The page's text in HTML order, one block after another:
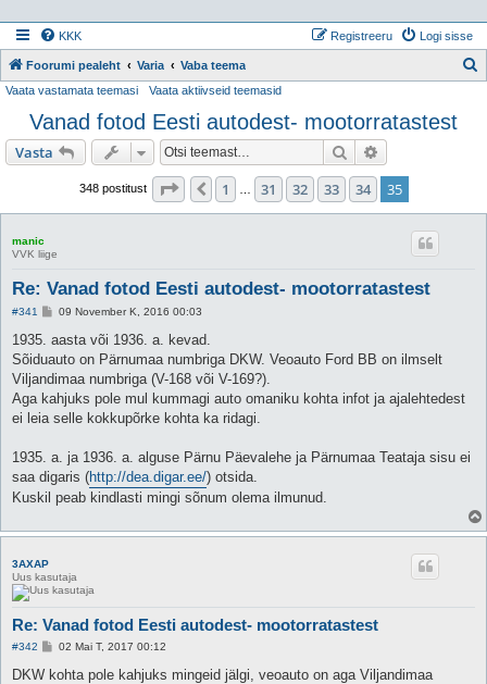
KKK Logi sisse
Registreeru
Foorumi pealeht Varia Vaba teema
Vaata vastamata teemasi Vaata aktiivseid teemasid
Vanad fotod Eesti autodest- mootorratastest
Vasta Otsi
348 postitust 35 . leht 35-st
Eelmine
1 31 32 33 34 35
manic
VVK liige
Re: Vanad fotod Eesti autodest- mootorratastest
#341
P
s
i
t
s
09 November K, 2016 00:03
1935. aasta või 1936. a. kevad.
Sõiduauto on Pärnumaa numbriga DKW. Veoauto Ford BB on ilmselt
Viljandimaa numbriga (V-168 või V-169?).
Aga kahjuks pole mul kummagi auto omaniku kohta infot ja ajalehtedest
ei leia selle kokkupõrke kohta ka ridagi.
1935. a. ja 1936. a. alguse Pärnu Päevalehe ja Pärnumaa Teataja sisu ei
saa digaris (http://dea.digar.ee/) otsida.
Kuskil peab kindlasti mingi sõnum olema ilmunud.
l
3AXAP
Uus kasutaja
Re: Vanad fotod Eesti autodest- mootorratastest
#342
P
s
02 Mai T, 2017 00:12
DKW kohta pole kahjuks mingeid jälgi, veoauto on aga Viljandimaa